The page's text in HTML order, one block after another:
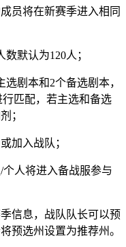
员将在新赛季进入相同
默认为120人；
剧本和2个备选剧本，
匹配，若主选和备选
；
加入战队；
人将进入备战服参与
信息，战队队长可以预
预选州设置为推荐州。